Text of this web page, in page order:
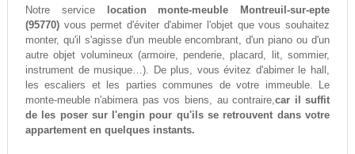
Notre service
location monte-meuble Montreuil-sur-epte
(95770)vous permet d'éviter d'abimer l'objet que vous souhaitez
monter, qu'il s'agisse d'un meuble encombrant, d'un piano ou d'un
autre objet volumineux (armoire, penderie, placard, lit, sommier,
instrument de musique…). De plus, vous évitez d'abimer le hall,
les escaliers et les parties communes de votre immeuble. Le
monte-meuble n'abimera pas vos biens, au contraire,car il suffit
de les poser sur l'engin pour qu'ils se retrouvent dans votre
appartement en quelques instants.